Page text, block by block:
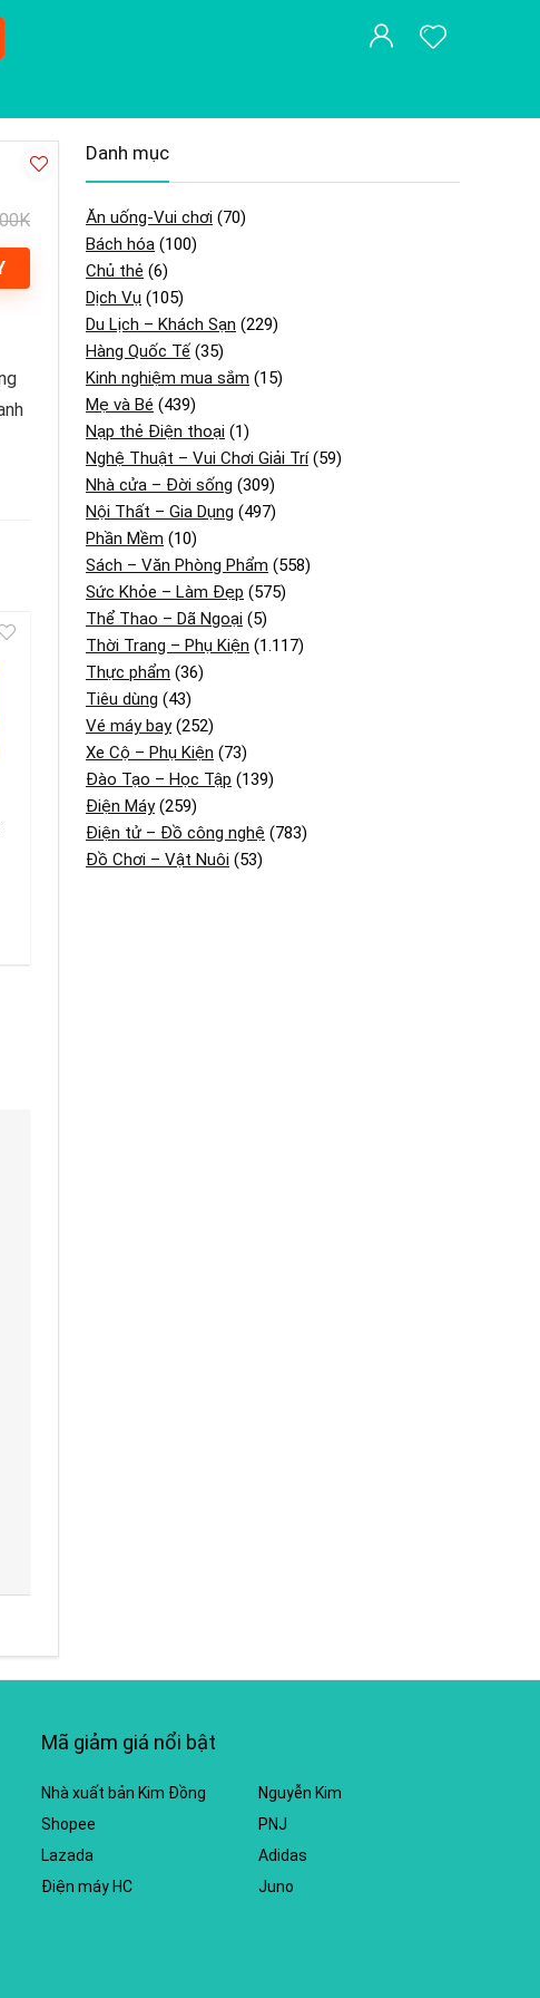
Danh mục
Ăn uống-Vui chơi (70)
Bách hóa (100)
Chủ thẻ (6)
Dịch Vụ (105)
Du Lịch – Khách Sạn (229)
Hàng Quốc Tế (35)
Kinh nghiệm mua sắm (15)
Mẹ và Bé (439)
Nạp thẻ Điện thoại (1)
Nghệ Thuật – Vui Chơi Giải Trí(59)
Nhà cửa – Đời sống (309)
Nội Thất – Gia Dụng (497)
Phần Mềm (10)
Sách – Văn Phòng Phẩm (558)
Sức Khỏe – Làm Đẹp (575)
Thể Thao – Dã Ngoại (5)
Thời Trang – Phụ Kiện (1.117)
Thực phẩm (36)
Tiêu dùng (43)
Vé máy bay(252)
Xe Cộ – Phụ Kiện (73)
Đào Tạo – Học Tập (139)
Điện Máy(259)
Điện tử – Đồ công nghệ (783)
Đồ Chơi – Vật Nuôi (53)
Mã giảm giá nổi bật
Nhà xuất bản Kim Đồng
Shopee
Lazada
Điện máy HC
Nguyễn Kim
PNJ
Adidas
Juno